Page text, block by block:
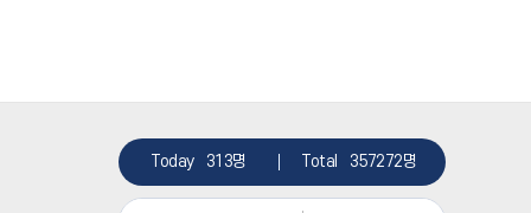
Today 313명 Total 357272명